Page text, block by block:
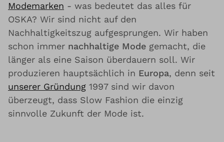
Modemarken - was bedeutet das alles für
OSKA? Wir sind nicht auf den
Nachhaltigkeitszug aufgesprungen. Wir haben
schon immer nachhaltige Mode gemacht, die
länger als eine Saison überdauern soll. Wir
produzieren hauptsächlich in Europa, denn seit
unserer Gründung 1997 sind wir davon
überzeugt, dass Slow Fashion die einzig
sinnvolle Zukunft der Mode ist.